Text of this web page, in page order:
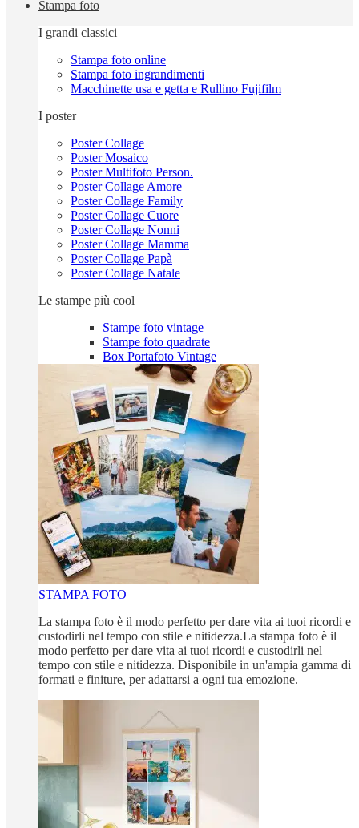
Stampa foto
I grandi classici
Stampa foto online
Stampa foto ingrandimenti
Macchinette usa e getta e Rullino Fujifilm
I poster
Poster Collage
Poster Mosaico
Poster Multifoto Person.
Poster Collage Amore
Poster Collage Family
Poster Collage Cuore
Poster Collage Nonni
Poster Collage Mamma
Poster Collage Papà
Poster Collage Natale
Le stampe più cool
Stampe foto vintage
Stampe foto quadrate
Box Portafoto Vintage
STAMPA FOTO
La stampa foto è il modo perfetto per dare vita ai tuoi ricordi e
custodirli nel tempo con stile e nitidezza.La stampa foto è il
modo perfetto per dare vita ai tuoi ricordi e custodirli nel
tempo con stile e nitidezza. Disponibile in un'ampia gamma di
formati e finiture, per adattarsi a ogni tua emozione.